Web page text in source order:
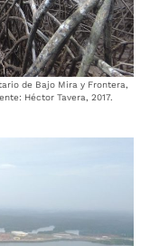
de Bajo Mira y Frontera,
Héctor Tavera, 2017.